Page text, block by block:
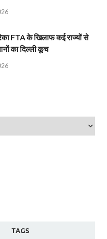
FTA के खिलाफ कई राज्यों से
का दिल्ली कूच
TAGS